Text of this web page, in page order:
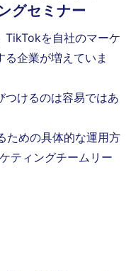
グセミナー
TikTokを自社のマーケ
企業が増えていま
つけるのは容易ではあ
ための具体的な運用方
ティングチームリー